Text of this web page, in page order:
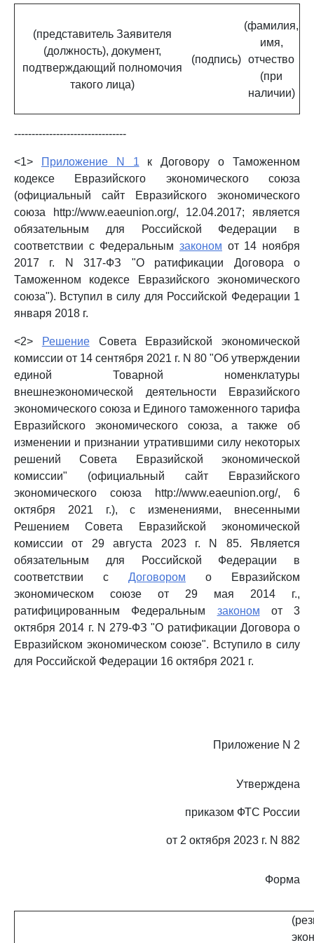
(представитель Заявителя
(должность), документ,
подтверждающий полномочия
такого лица)
(подпись)
(фамилия,
имя,
отчество
(при
наличии)
--------------------------------
<1> Приложение N 1 к Договору о Таможенном
кодексе Евразийского экономического союза
(официальный сайт Евразийского экономического
союза http://www.eaeunion.org/, 12.04.2017; является
обязательным для Российской Федерации в
соответствии с Федеральным законом от 14 ноября
2017 г. N 317-ФЗ "О ратификации Договора о
Таможенном кодексе Евразийского экономического
союза"). Вступил в силу для Российской Федерации 1
января 2018 г.
<2> РешениеСовета Евразийской экономической
комиссии от 14 сентября 2021 г. N 80 "Об утверждении
единой Товарной номенклатуры
внешнеэкономической деятельности Евразийского
экономического союза и Единого таможенного тарифа
Евразийского экономического союза, а также об
изменении и признании утратившими силу некоторых
решений Совета Евразийской экономической
комиссии" (официальный сайт Евразийского
экономического союза http://www.eaeunion.org/, 6
октября 2021 г.), с изменениями, внесенными
Решением Совета Евразийской экономической
комиссии от 29 августа 2023 г. N 85. Является
обязательным для Российской Федерации в
соответствии с Договором о Евразийском
экономическом союзе от 29 мая 2014 г.,
ратифицированным Федеральным законом от 3
октября 2014 г. N 279-ФЗ "О ратификации Договора о
Евразийском экономическом союзе". Вступило в силу
для Российской Федерации 16 октября 2021 г.
Приложение N 2
Утверждена
приказом ФТС России
от 2 октября 2023 г. N 882
Форма